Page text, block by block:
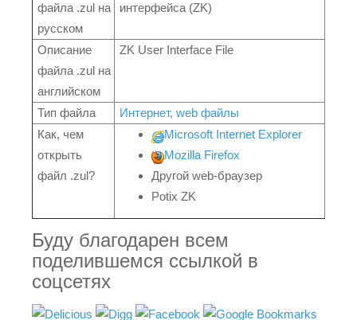
файла .zul на
русском
интерфейса (ZK)
Описание
файла .zul на
английском
ZK User Interface File
Тип файла
Интернет, web файлы
Как, чем
открыть
файл .zul?
Microsoft Internet Explorer
Mozilla Firefox
Другой web-браузер
Potix ZK
Буду благодарен всем
поделившемся ссылкой в
соцсетях